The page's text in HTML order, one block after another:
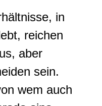
in
reichen
aber
sein.
wem auch